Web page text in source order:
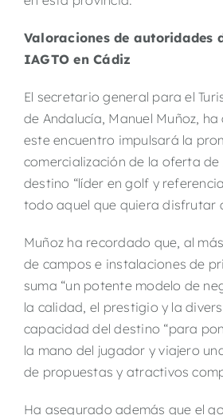
Valoraciones de autoridades
IAGTO en Cádiz
El secretario general para el
de Andalucía, Manuel Muñoz,
este encuentro impulsará la
comercialización de la oferta de
destino “líder en golf y
todo aquel que quiera disfrutar
Muñoz ha recordado que, al
de campos e instalaciones de
suma “un potente modelo de
la calidad, el prestigio y la
capacidad del destino “para
la mano del jugador y viajero
de propuestas y atractivos
Ha asegurado además que el